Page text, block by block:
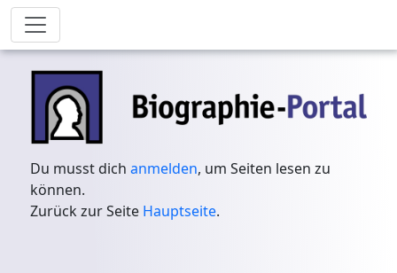
Du musst dichanmelden, um Seiten lesen zu
können.
Zurück zur Seite Hauptseite.